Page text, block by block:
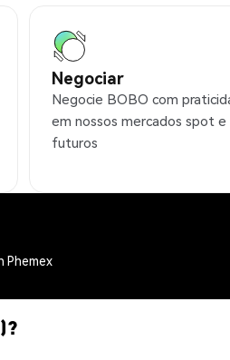
Negociar
Negocie BOBO com
em nossos mercados spot e
futuros
Phemex